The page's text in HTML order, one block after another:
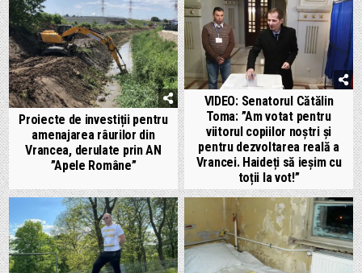
Proiecte de investiții pentru
amenajarea râurilor din
Vrancea, derulate prin AN
”Apele Române”
VIDEO: Senatorul Cătălin
Toma: ”Am votat pentru
viitorul copiilor noștri și
pentru dezvoltarea reală a
Vrancei. Haideți să ieșim cu
toții la vot!”